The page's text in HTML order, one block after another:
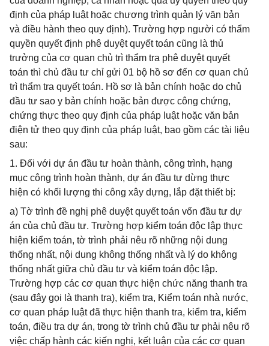
định của pháp luật hoặc chương trình quản lý văn bản
và điều hành theo quy định). Trường hợp người có thẩm
quyền quyết định phê duyệt quyết toán cũng là thủ
trưởng của cơ quan chủ trì thẩm tra phê duyệt quyết
toán thì chủ đầu tư chỉ gửi 01 bộ hồ sơ đến cơ quan chủ
trì thẩm tra quyết toán. Hồ sơ là bản chính hoặc do chủ
đầu tư sao y bản chính hoặc bản được công chứng,
chứng thực theo quy định của pháp luật hoặc văn bản
điện tử theo quy định của pháp luật, bao gồm các tài liệu
sau:
1. Đối với dự án đầu tư hoàn thành, công trình, hạng
mục công trình hoàn thành, dự án đầu tư dừng thực
hiện có khối lượng thi công xây dựng, lắp đặt thiết bị:
a) Tờ trình đề nghị phê duyệt quyết toán vốn đầu tư dự
án của chủ đầu tư. Trường hợp kiểm toán độc lập thực
hiện kiểm toán, tờ trình phải nêu rõ những nội dung
thống nhất, nội dung không thống nhất và lý do không
thống nhất giữa chủ đầu tư và kiểm toán độc lập.
Trường hợp các cơ quan thực hiện chức năng thanh tra
(sau đây gọi là thanh tra), kiểm tra, Kiểm toán nhà nước,
cơ quan pháp luật đã thực hiện thanh tra, kiểm tra, kiểm
toán, điều tra dự án, trong tờ trình chủ đầu tư phải nêu rõ
việc chấp hành các kiến nghị, kết luận của các cơ quan